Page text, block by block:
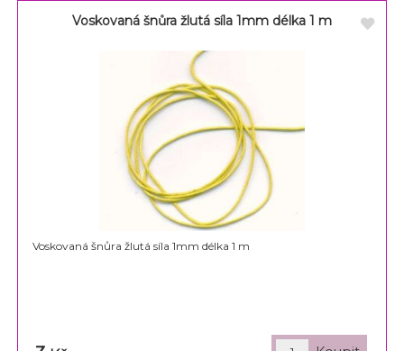
Voskovaná šnůra žlutá síla 1mm délka 1 m
Voskovaná šnůra žlutá síla 1mm délka 1 m